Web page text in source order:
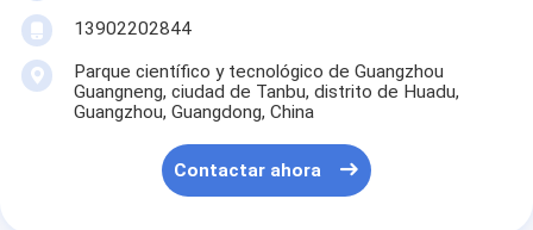
13902202844
Parque científico y tecnológico de Guangzhou
Guangneng, ciudad de Tanbu, distrito de Huadu,
Guangzhou, Guangdong, China
Contactar ahora